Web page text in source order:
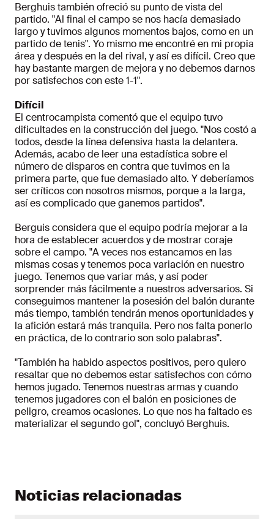
Berghuis también ofreció su punto de vista del
partido. "Al final el campo se nos hacía demasiado
largo y tuvimos algunos momentos bajos, como en un
partido de tenis". Yo mismo me encontré en mi propia
área y después en la del rival, y así es difícil. Creo que
hay bastante margen de mejora y no debemos darnos
por satisfechos con este 1-1".
Difícil
El centrocampista comentó que el equipo tuvo
dificultades en la construcción del juego. "Nos costó a
todos, desde la línea defensiva hasta la delantera.
Además, acabo de leer una estadística sobre el
número de disparos en contra que tuvimos en la
primera parte, que fue demasiado alto. Y deberíamos
ser críticos con nosotros mismos, porque a la larga,
así es complicado que ganemos partidos".
Berguis considera que el equipo podría mejorar a la
hora de establecer acuerdos y de mostrar coraje
sobre el campo. "A veces nos estancamos en las
mismas cosas y tenemos poca variación en nuestro
juego. Tenemos que variar más, y así poder
sorprender más fácilmente a nuestros adversarios. Si
conseguimos mantener la posesión del balón durante
más tiempo, también tendrán menos oportunidades y
la afición estará más tranquila. Pero nos falta ponerlo
en práctica, de lo contrario son solo palabras".
"También ha habido aspectos positivos, pero quiero
resaltar que no debemos estar satisfechos con cómo
hemos jugado. Tenemos nuestras armas y cuando
tenemos jugadores con el balón en posiciones de
peligro, creamos ocasiones. Lo que nos ha faltado es
materializar el segundo gol", concluyó Berghuis.
Noticias relacionadas